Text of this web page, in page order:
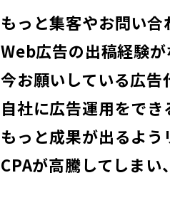
もっと集客やお問い
Web広告の出稿経験
今お願いしている広
自社に広告運用をで
もっと成果が出るよ
CPAが高騰してしま